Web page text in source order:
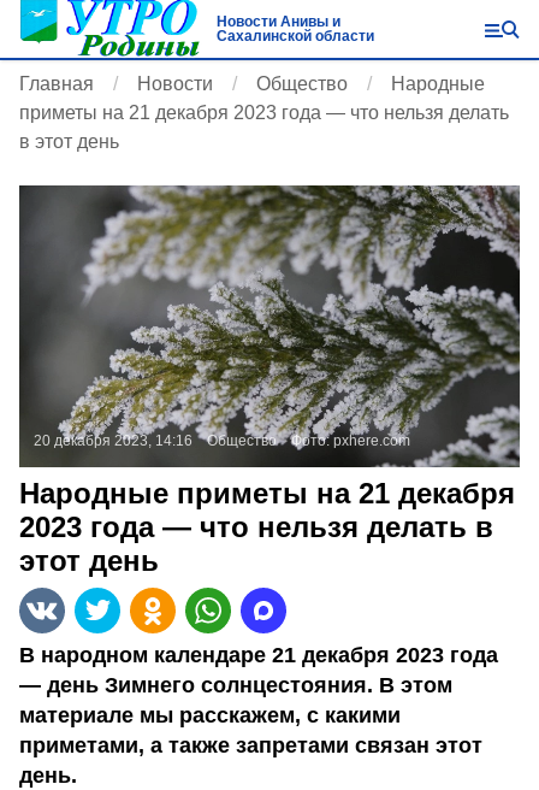
Новости Анивы и
Сахалинской области
Главная Новости Общество
Народные
приметы на 21 декабря 2023 года — что нельзя делать
в этот день
20 декабря 2023, 14:16 Общество Фото: pxhere.com
Народные приметы на 21 декабря
2023 года — что нельзя делать в
этот день
В народном календаре 21 декабря 2023 года
— день Зимнего солнцестояния. В этом
материале мы расскажем, с какими
приметами, а также запретами связан этот
день.